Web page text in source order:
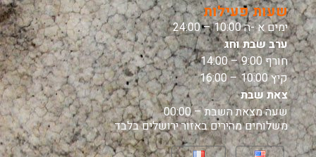
שעות פעילות
ימים א -ה 10:00 – 24:00
ערב שבת וחג
חורף 9:00 – 14:00
קיץ 10:00 – 16:00
צאת שבת
שעה מצאת השבת – 00:00
משלוחים מהירים באזור ירושלים בלבד